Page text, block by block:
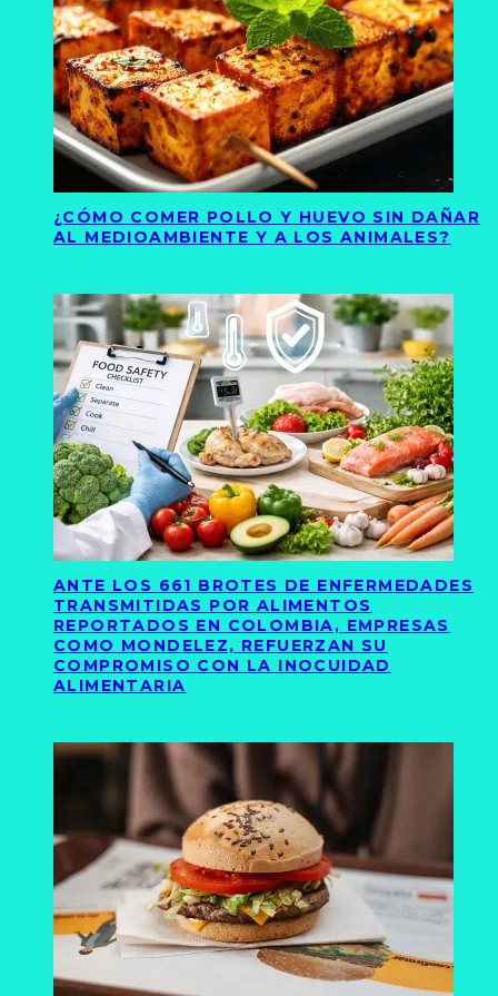
¿CÓMO COMER POLLO Y HUEVO SIN DAÑAR
AL MEDIOAMBIENTE Y A LOS ANIMALES?
ANTE LOS 661 BROTES DE ENFERMEDADES
TRANSMITIDAS POR ALIMENTOS
REPORTADOS EN COLOMBIA, EMPRESAS
COMO MONDELEZ, REFUERZAN SU
COMPROMISO CON LA INOCUIDAD
ALIMENTARIA